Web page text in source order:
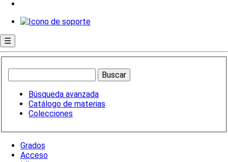
☰
Búsqueda avanzada
Catálogo de materias
Colecciones
Grados
Acceso